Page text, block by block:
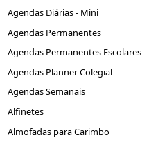
Agendas Diárias - Mini
Agendas Permanentes
Agendas Permanentes Escolares
Agendas Planner Colegial
Agendas Semanais
Alfinetes
Almofadas para Carimbo